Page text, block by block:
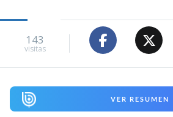
143
visitas
VER RESUMEN